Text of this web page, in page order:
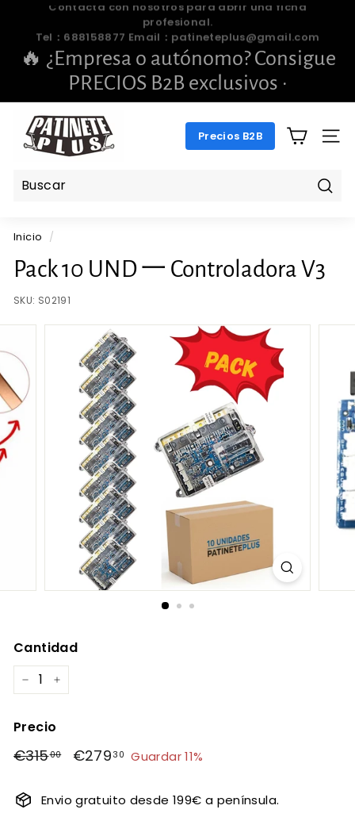
contenido
diapositivas
pausa
🔥 ¿Empresa o autónomo? Consigue
PRECIOS B2B exclusivos ·
📞 688 158 877 · ✉️
pengchengbrillante@gmail.com
A
T
E
L
U
C
O
M
Precios B2B
Inicio /
Pack 10 UND 一 Controladora V3
SKU: S02191
Cantidad
− +
Precio
Precio
€31500€315,00
Precio
€279 30 €279,30
Guardar 11%
Envio gratuito desde 199€ a península.